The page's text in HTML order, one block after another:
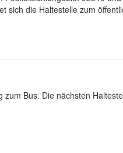
sich die Haltestelle zum
Bus. Die nächsten